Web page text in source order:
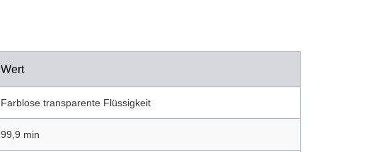
Wert
Farblose transparente Flüssigkeit
99,9 min